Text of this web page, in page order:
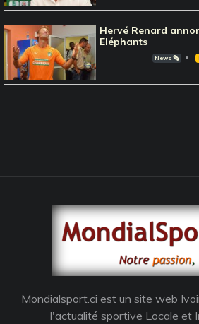
Hervé Renard
Eléphants
News 🗞️
Mondialsport.ci est un site web
l'actualité sportive Locale et